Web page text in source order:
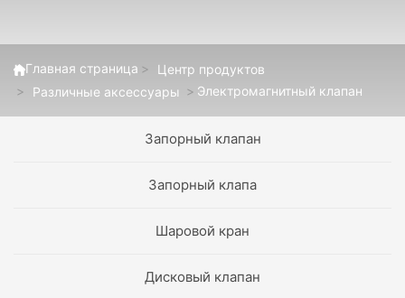
Главная страница
Центр продуктов
Различные аксессуары
Электромагнитный клапан
Запорный клапан
Запорный клапа
Шаровой кран
Дисковый клапан